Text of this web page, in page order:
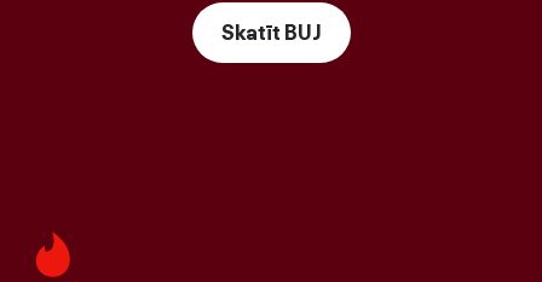
Skatīt BUJ